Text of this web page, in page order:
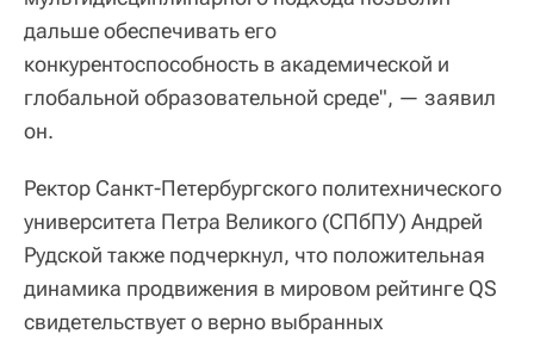
дальше обеспечивать его
конкурентоспособность в академической и
глобальной образовательной среде", — заявил
он.
Ректор Санкт-Петербургского политехнического
университета Петра Великого (СПбПУ) Андрей
Рудской также подчеркнул, что положительная
динамика продвижения в мировом рейтинге QS
свидетельствует о верно выбранных